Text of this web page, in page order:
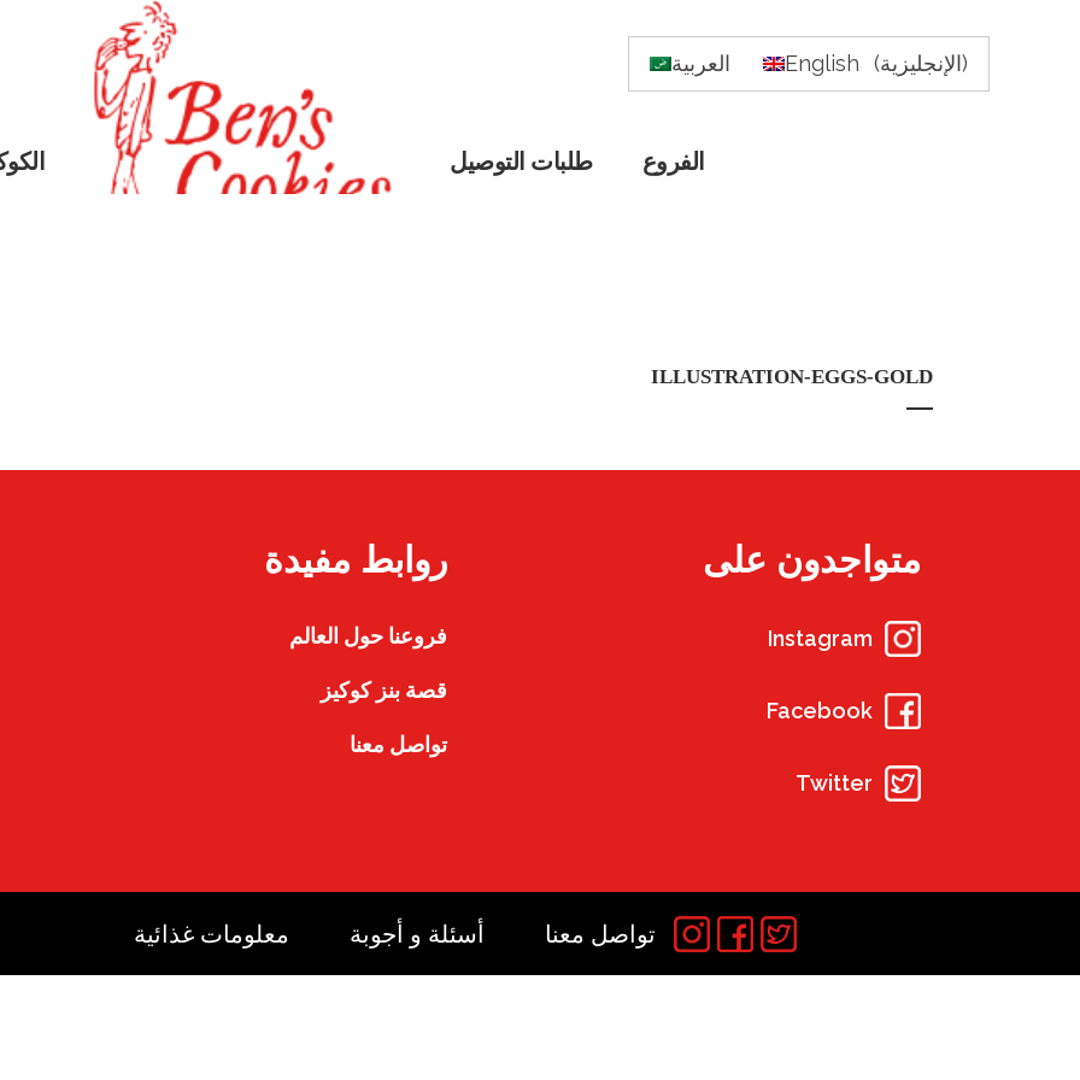
العربية English (الإنجليزية)
الفروع طلبات التوصيل
ILLUSTRATION-EGGS-GOLD
روابط مفيدة
فروعنا حول العالم
قصة بنز كوكيز
تواصل معنا
متواجدون على
Instagram
Facebook
Twitter
معلومات غذائية أسئلة و أجوبة تواصل معنا